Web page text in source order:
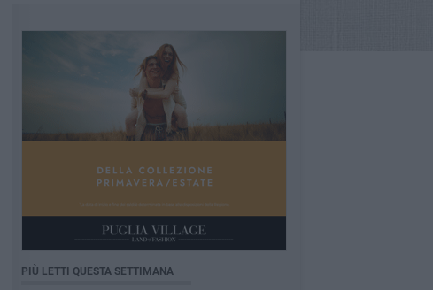
PIÙ LETTI QUESTA SETTIMANA